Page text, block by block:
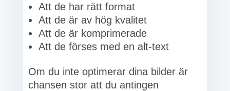
Att de har rätt format
Att de är av hög kvalitet
Att de är komprimerade
Att de förses med en alt-text
Om du inte optimerar dina bilder är
chansen stor att du antingen